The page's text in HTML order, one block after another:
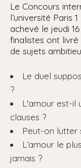
Le Concours
l’université Paris
achevé le jeudi
finalistes ont
de sujets
Le duel
?
L'amour est-il
clauses ?
Peut-on lutter
L’amour le
jamais ?